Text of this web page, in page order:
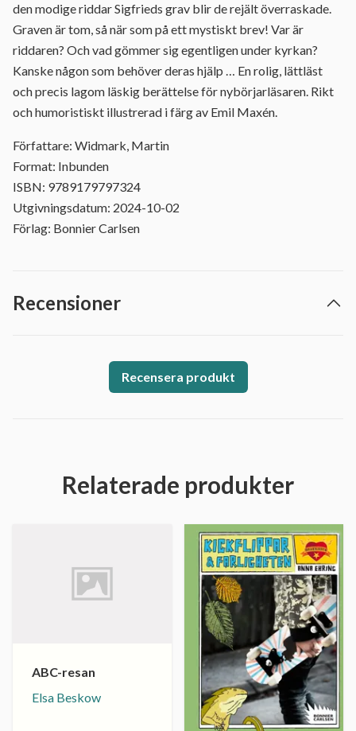
den modige riddar Sigfrieds grav blir de rejält överraskade.
Graven är tom, så när som på ett mystiskt brev! Var är
riddaren? Och vad gömmer sig egentligen under kyrkan?
Kanske någon som behöver deras hjälp … En rolig, lättläst
och precis lagom läskig berättelse för nybörjarläsaren. Rikt
och humoristiskt illustrerad i färg av Emil Maxén.
Författare: Widmark, Martin
Format: Inbunden
ISBN: 9789179797324
Utgivningsdatum: 2024-10-02
Förlag: Bonnier Carlsen
Recensioner
Recensera produkt
Relaterade produkter
ABC-resan
Elsa Beskow